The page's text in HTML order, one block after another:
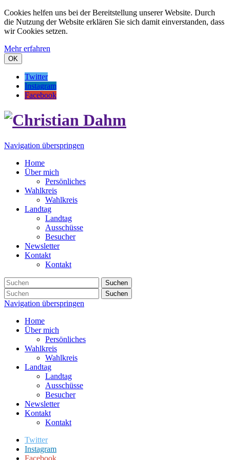
Cookies helfen uns bei der Bereitstellung unserer Website. Durch
die Nutzung der Website erklären Sie sich damit einverstanden, dass
wir Cookies setzen.
Mehr erfahren
OK
Twitter
Instagram
Facebook
Navigation überspringen
Home
Über mich
Persönliches
Wahlkreis
Wahlkreis
Landtag
Landtag
Ausschüsse
Besucher
Newsletter
Kontakt
Kontakt
Suchen
Suchen
Navigation überspringen
Home
Über mich
Persönliches
Wahlkreis
Wahlkreis
Landtag
Landtag
Ausschüsse
Besucher
Newsletter
Kontakt
Kontakt
Twitter
Instagram
Facebook